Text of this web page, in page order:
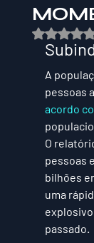
A
pessoas
acordo
O
pessoas
bilhões
uma
passado.